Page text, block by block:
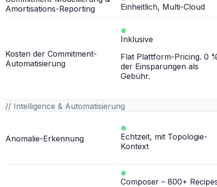
Amortisations-Reporting
Einheitlich, Multi-Cloud
Kosten der Commitment-
Automatisierung
Inklusive
Flat Plattform-Pricing. 0
der Einsparungen als
Gebühr.
// Intelligence & Automatisierung
Anomalie-Erkennung
Echtzeit, mit Topologie-
Kontext
Composer – 800+